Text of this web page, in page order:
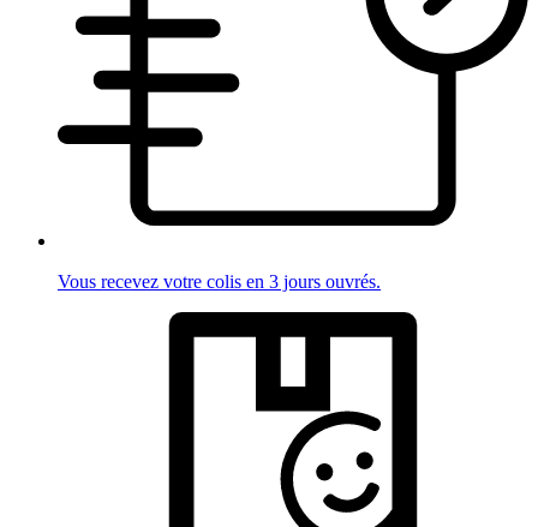
Vous recevez votre colis en 3 jours ouvrés.